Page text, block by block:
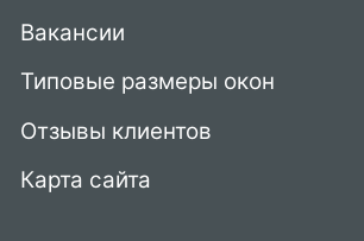
Вакансии
Типовые размеры окон
Отзывы клиентов
Карта сайта